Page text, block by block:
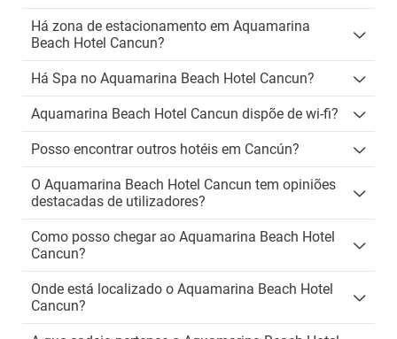
Há zona de estacionamento em Aquamarina
Beach Hotel Cancun?
Há Spa no Aquamarina Beach Hotel Cancun?
Aquamarina Beach Hotel Cancun dispõe de wi-fi?
Posso encontrar outros hotéis em Cancún?
O Aquamarina Beach Hotel Cancun tem opiniões
destacadas de utilizadores?
Como posso chegar ao Aquamarina Beach Hotel
Cancun?
Onde está localizado o Aquamarina Beach Hotel
Cancun?